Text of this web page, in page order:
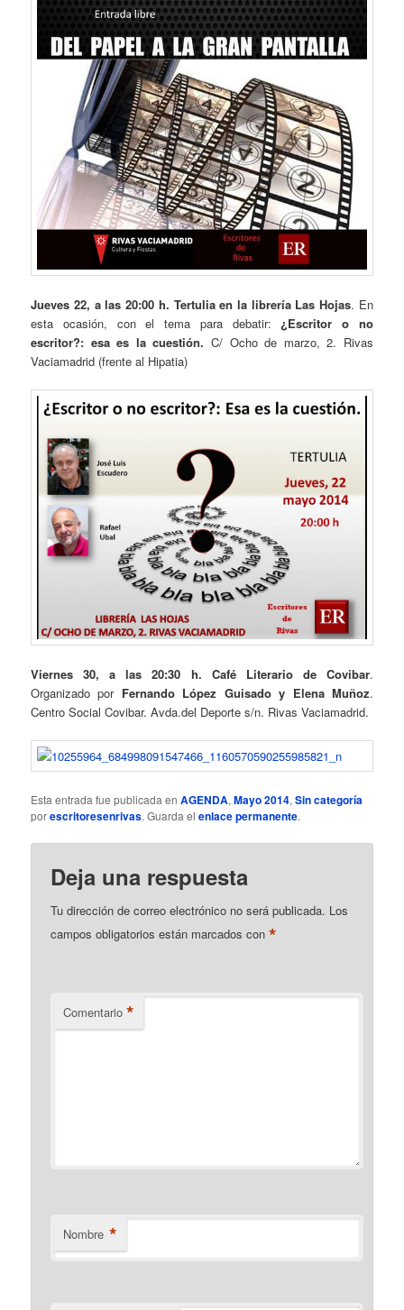
Jueves 22, a las 20:00 h. Tertulia en la librería Las Hojas. En
esta ocasión, con el tema para debatir:¿Escritor o no
escritor?: esa es la cuestión. C/ Ocho de marzo, 2. Rivas
Vaciamadrid (frente al Hipatia)
Viernes 30, a las 20:30 h. Café Literario de Covibar.
Organizado porFernando López Guisado y Elena Muñoz.
Centro Social Covibar. Avda.del Deporte s/n. Rivas Vaciamadrid.
Esta entrada fue publicada enAGENDA,Mayo 2014,Sin categoría
porescritoresenrivas. Guarda elenlace permanente.
Deja una respuesta
Tu dirección de correo electrónico no será publicada. Los
campos obligatorios están marcados con*
Comentario *
Nombre *